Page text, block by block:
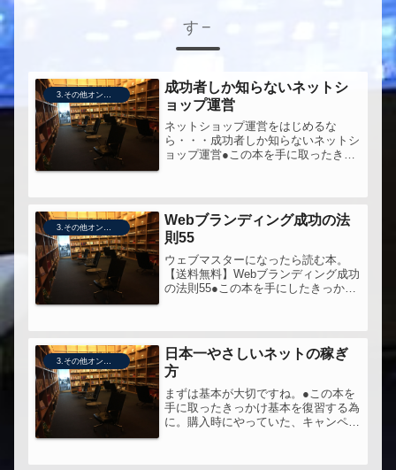
す
成功者しか知らないネットシ
ョップ運営
ネットショップ運営をはじめるな
ら・・・成功者しか知らないネットシ
ョップ運営●この本を手に取ったきっ
尊敬する金森さんと一緒にしゃ...
3.その他オンライン販売技術
Webブランディング成功の法
則55
ウェブマスターになったら読む本。
【送料無料】Webブランディング成功
の法則55●この本を手にしたきっかけ
築のための秘伝」と書いてあるが、
こ...
3.その他オンライン販売技術
日本一やさしいネットの稼ぎ
方
まずは基本が大切ですね。●この本を
手に取ったきっかけ基本を復習する為
に。購入時にやっていた、キャンペー